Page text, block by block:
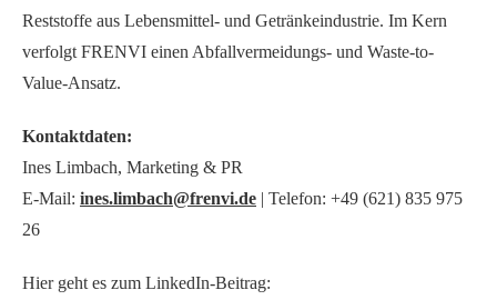
Reststoffe aus Lebensmittel- und Getränkeindustrie. Im Kern
verfolgt FRENVI einen Abfallvermeidungs- und Waste-to-
Value-Ansatz.
Kontaktdaten:
Ines Limbach, Marketing & PR
E-Mail: ines.limbach@frenvi.de | Telefon: +49 (621) 835 975
26
Hier geht es zum LinkedIn-Beitrag: